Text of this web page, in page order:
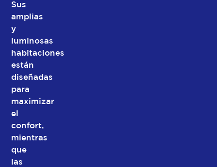
Sus
amplias
y
luminosas
habitaciones
están
diseñadas
para
maximizar
el
confort,
mientras
que
las